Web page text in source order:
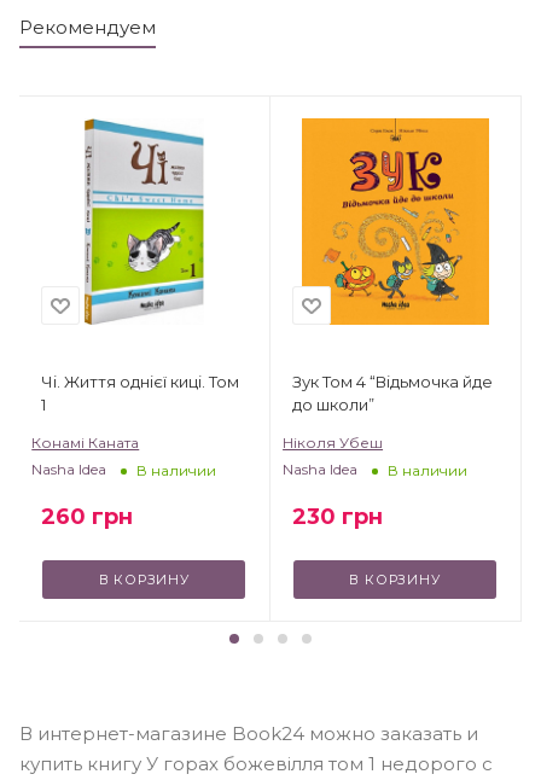
Рекомендуем
Чі. Життя однієї киці. Том
1
Конамі Каната
Nasha Idea
В наличии
260 грн
В КОРЗИНУ
Зук Том 4 “Відьмочка йде
до школи”
Ніколя Убеш
Nasha Idea
В наличии
230 грн
В КОРЗИНУ
В интернет-магазине Book24 можно заказать и
купить книгу У горах божевілля том 1 недорого с